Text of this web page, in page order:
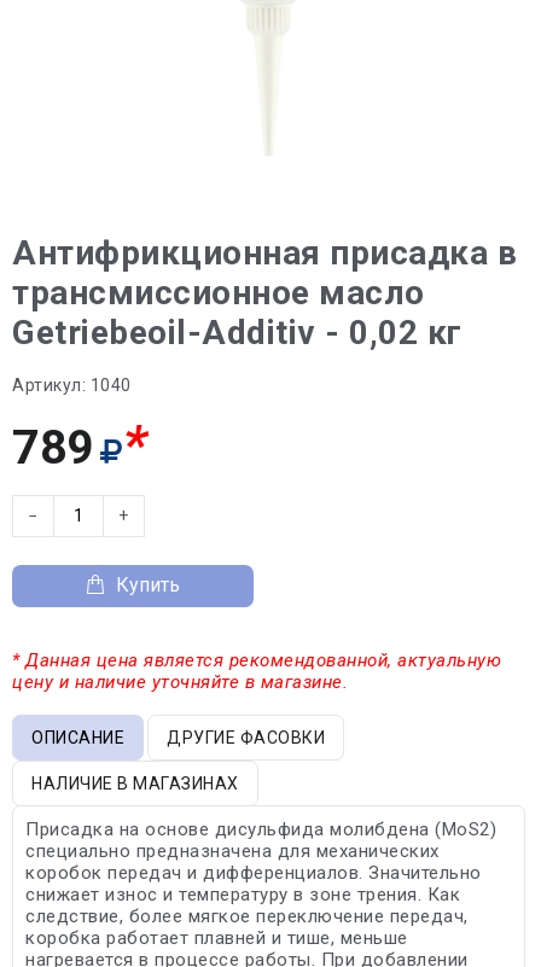
Антифрикционная присадка в
трансмиссионное масло
Getriebeoil-Additiv - 0,02 кг
Артикул: 1040
789 *
− +
Купить
* Данная цена является рекомендованной, актуальную
цену и наличие уточняйте в магазине.
ОПИСАНИЕ ДРУГИЕ ФАСОВКИ
НАЛИЧИЕ В МАГАЗИНАХ
Присадка на основе дисульфида молибдена (MoS2)
специально предназначена для механических
коробок передач и дифференциалов. Значительно
снижает износ и температуру в зоне трения. Как
следствие, более мягкое переключение передач,
коробка работает плавней и тише, меньше
нагревается в процессе работы. При добавлении